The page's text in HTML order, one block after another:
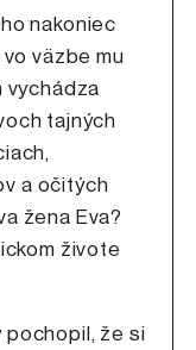
nakoniec
väzbe mu
vychádza
tajných
a očitých
žena Eva?
živote
že si